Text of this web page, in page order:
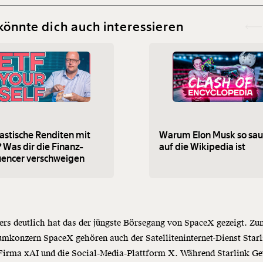
dich auch interessieren
Renditen mit
Was dir die Finanz-
verschweigen
Warum Elon Musk so
auf die Wikipedia ist
deutlich hat das der jüngste Börsegang von SpaceX gezeigt.
SpaceX gehören auch der Satelliteninternet-Dienst
xAI und die Social-Media-Plattform X. Während Starlink